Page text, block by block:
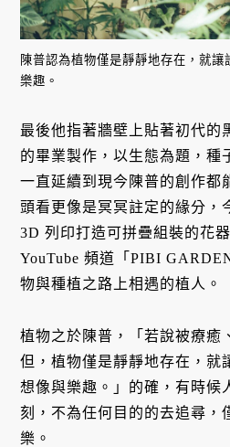
陳普認為植物僅是靜靜地存在，就
樂趣。
最後他指著牆壁上貼著初代的
的畢業製作，以生態為題，種
一直延續到現今陳普的創作都
頭看更像是冥冥註定的緣分，
3D 列印打造可拼疊組裝的花
YouTube 頻道「PIBI
物與種植之路上相遇的植人。
植物之於陳普，「若說被療癒
但，植物僅是靜靜地存在，就
想像與樂趣。」的確，有時候
刻，不為任何目的的去追尋，
樂。